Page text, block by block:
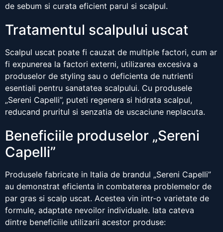
de sebum si curata eficient parul si scalpul.
Tratamentul scalpului uscat
Scalpul uscat poate fi cauzat de multiple factori, cum ar
fi expunerea la factori externi, utilizarea excesiva a
produselor de styling sau o deficienta de nutrienti
esentiali pentru sanatatea scalpului. Cu produsele
„Sereni Capelli”, puteti regenera si hidrata scalpul,
reducand pruritul si senzatia de uscaciune neplacuta.
Beneficiile produselor „Sereni
Capelli”
Produsele fabricate in Italia de brandul „Sereni Capelli”
au demonstrat eficienta in combaterea problemelor de
par gras si scalp uscat. Acestea vin intr-o varietate de
formule, adaptate nevoilor individuale. Iata cateva
dintre beneficiile utilizarii acestor produse: